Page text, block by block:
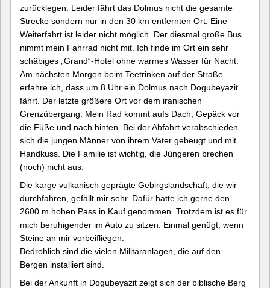
zurücklegen. Leider fährt das Dolmus nicht die gesamte
Strecke sondern nur in den 30 km entfernten Ort. Eine
Weiterfahrt ist leider nicht möglich. Der diesmal große Bus
nimmt mein Fahrrad nicht mit. Ich finde im Ort ein sehr
schäbiges „Grand“-Hotel ohne warmes Wasser für Nacht.
Am nächsten Morgen beim Teetrinken auf der Straße
erfahre ich, dass um 8 Uhr ein Dolmus nach Dogubeyazit
fährt. Der letzte größere Ort vor dem iranischen
Grenzübergang. Mein Rad kommt aufs Dach, Gepäck vor
die Füße und nach hinten. Bei der Abfahrt verabschieden
sich die jungen Männer von ihrem Vater gebeugt und mit
Handkuss. Die Familie ist wichtig, die Jüngeren brechen
(noch) nicht aus.
Die karge vulkanisch geprägte Gebirgslandschaft, die wir
durchfahren, gefällt mir sehr. Dafür hätte ich gerne den
2600 m hohen Pass in Kauf genommen. Trotzdem ist es für
mich beruhigender im Auto zu sitzen. Einmal genügt, wenn
Steine an mir vorbeifliegen.
Bedrohlich sind die vielen Militäranlagen, die auf den
Bergen installiert sind.
Bei der Ankunft in Dogubeyazit zeigt sich der biblische Berg